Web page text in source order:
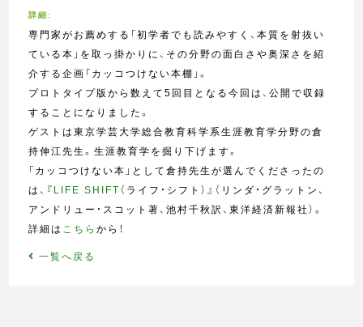
詳細:
専門家がお薦めする「初学者でも読みやすく、本質を射抜い
ている本」を取っ掛かりに、その分野の面白さや奥深さを紹
介する企画「カッコつけない本棚」。
プロトタイプ版から数えて5回目となる今回は、公開で収録
することになりました。
ゲストは東京学芸大学総合教育科学系生涯教育学分野の倉
持伸江先生。生涯教育学を掘り下げます。
「カッコつけない本」として倉持先生が選んでくださったの
は、『 LIFE SHIFT （ライフ・シフト）』（リンダ・グラットン、
アンドリュー・スコット著、池村千秋訳、東洋経済新報社）。
詳細は こちらから！
一覧へ戻る